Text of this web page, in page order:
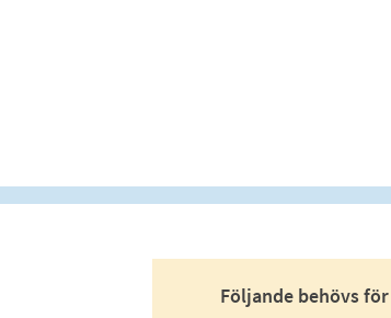
Följande behövs